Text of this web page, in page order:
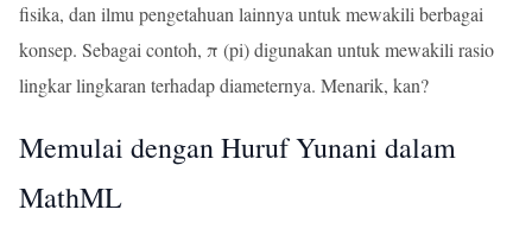
fisika, dan ilmu pengetahuan lainnya untuk mewakili berbagai
konsep. Sebagai contoh, π (pi) digunakan untuk mewakili rasio
lingkar lingkaran terhadap diameternya. Menarik, kan?
Memulai dengan Huruf Yunani dalam
MathML